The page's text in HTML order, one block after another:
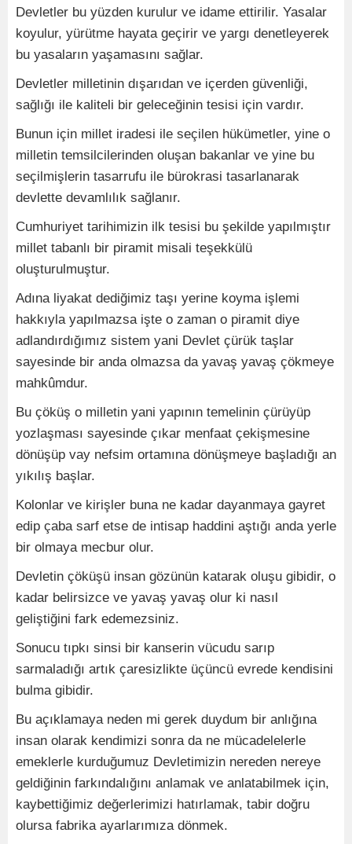
Devletler bu yüzden kurulur ve idame ettirilir. Yasalar
koyulur, yürütme hayata geçirir ve yargı denetleyerek
bu yasaların yaşamasını sağlar.
Devletler milletinin dışarıdan ve içerden güvenliği,
sağlığı ile kaliteli bir geleceğinin tesisi için vardır.
Bunun için millet iradesi ile seçilen hükümetler, yine o
milletin temsilcilerinden oluşan bakanlar ve yine bu
seçilmişlerin tasarrufu ile bürokrasi tasarlanarak
devlette devamlılık sağlanır.
Cumhuriyet tarihimizin ilk tesisi bu şekilde yapılmıştır
millet tabanlı bir piramit misali teşekkülü
oluşturulmuştur.
Adına liyakat dediğimiz taşı yerine koyma işlemi
hakkıyla yapılmazsa işte o zaman o piramit diye
adlandırdığımız sistem yani Devlet çürük taşlar
sayesinde bir anda olmazsa da yavaş yavaş çökmeye
mahkûmdur.
Bu çöküş o milletin yani yapının temelinin çürüyüp
yozlaşması sayesinde çıkar menfaat çekişmesine
dönüşüp vay nefsim ortamına dönüşmeye başladığı an
yıkılış başlar.
Kolonlar ve kirişler buna ne kadar dayanmaya gayret
edip çaba sarf etse de intisap haddini aştığı anda yerle
bir olmaya mecbur olur.
Devletin çöküşü insan gözünün katarak oluşu gibidir, o
kadar belirsizce ve yavaş yavaş olur ki nasıl
geliştiğini fark edemezsiniz.
Sonucu tıpkı sinsi bir kanserin vücudu sarıp
sarmaladığı artık çaresizlikte üçüncü evrede kendisini
bulma gibidir.
Bu açıklamaya neden mi gerek duydum bir anlığına
insan olarak kendimizi sonra da ne mücadelelerle
emeklerle kurduğumuz Devletimizin nereden nereye
geldiğinin farkındalığını anlamak ve anlatabilmek için,
kaybettiğimiz değerlerimizi hatırlamak, tabir doğru
olursa fabrika ayarlarımıza dönmek.